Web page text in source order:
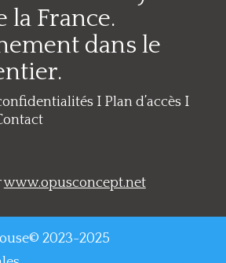
la France.
dans le
I Plan d’accèsI
www.opusconcept.net
2023-2025